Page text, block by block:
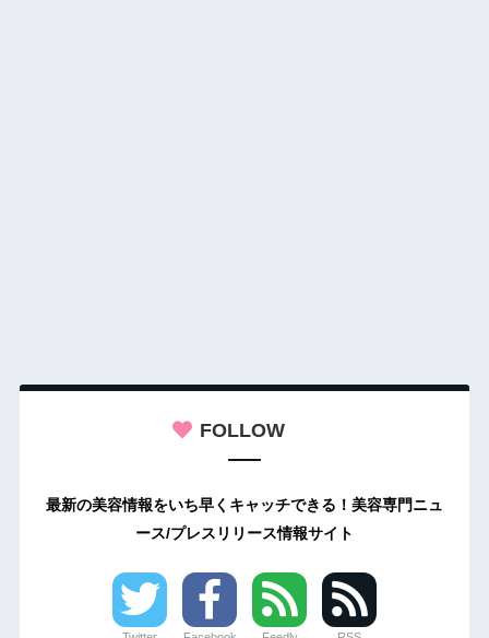
FOLLOW
最新の美容情報をいち早くキャッチできる！美容専門ニュ
ース/プレスリリース情報サイト